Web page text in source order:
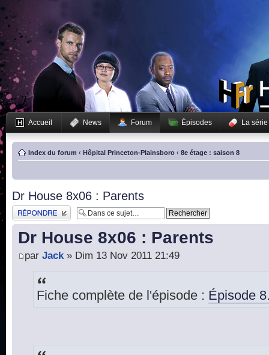
Accueil News Forum Épisodes La série
Index du forum ‹ Hôpital Princeton-Plainsboro ‹ 8e étage : saison 8
Dr House 8x06 : Parents
Publier une réponse
Dr House 8x06 : Parents
par Jack» Dim 13 Nov 2011 21:49
Fiche complète de l'épisode : Épisode